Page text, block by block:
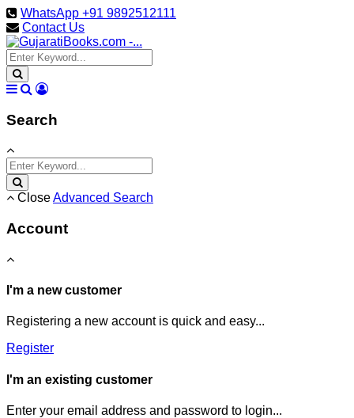
WhatsApp +91 9892512111
Contact Us
Search
CloseAdvanced Search
Account
I'm a new customer
Registering a new account is quick and easy...
Register
I'm an existing customer
Enter your email address and password to login...